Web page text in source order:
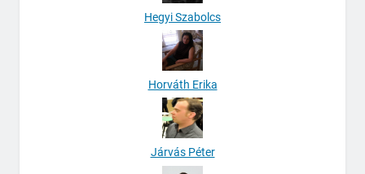
Hegyi Szabolcs
Horváth Erika
Járvás Péter